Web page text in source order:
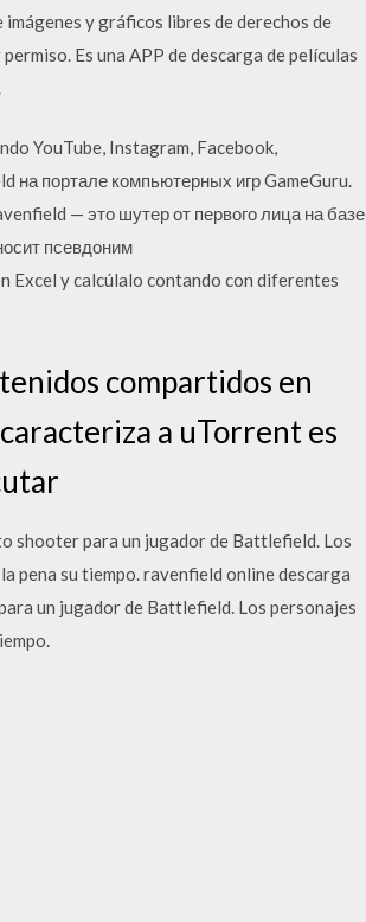
y gráficos libres de derechos de
Es una APP de descarga de películas
YouTube, Instagram, Facebook,
на портале компьютерных игр GameGuru.
— это шутер от первого лица на базе
псевдоним
Excel y calcúlalo contando con diferentes
compartidos en
a uTorrent es
shooter para un jugador de Battlefield. Los
pena su tiempo. ravenfield online descarga
un jugador de Battlefield. Los personajes